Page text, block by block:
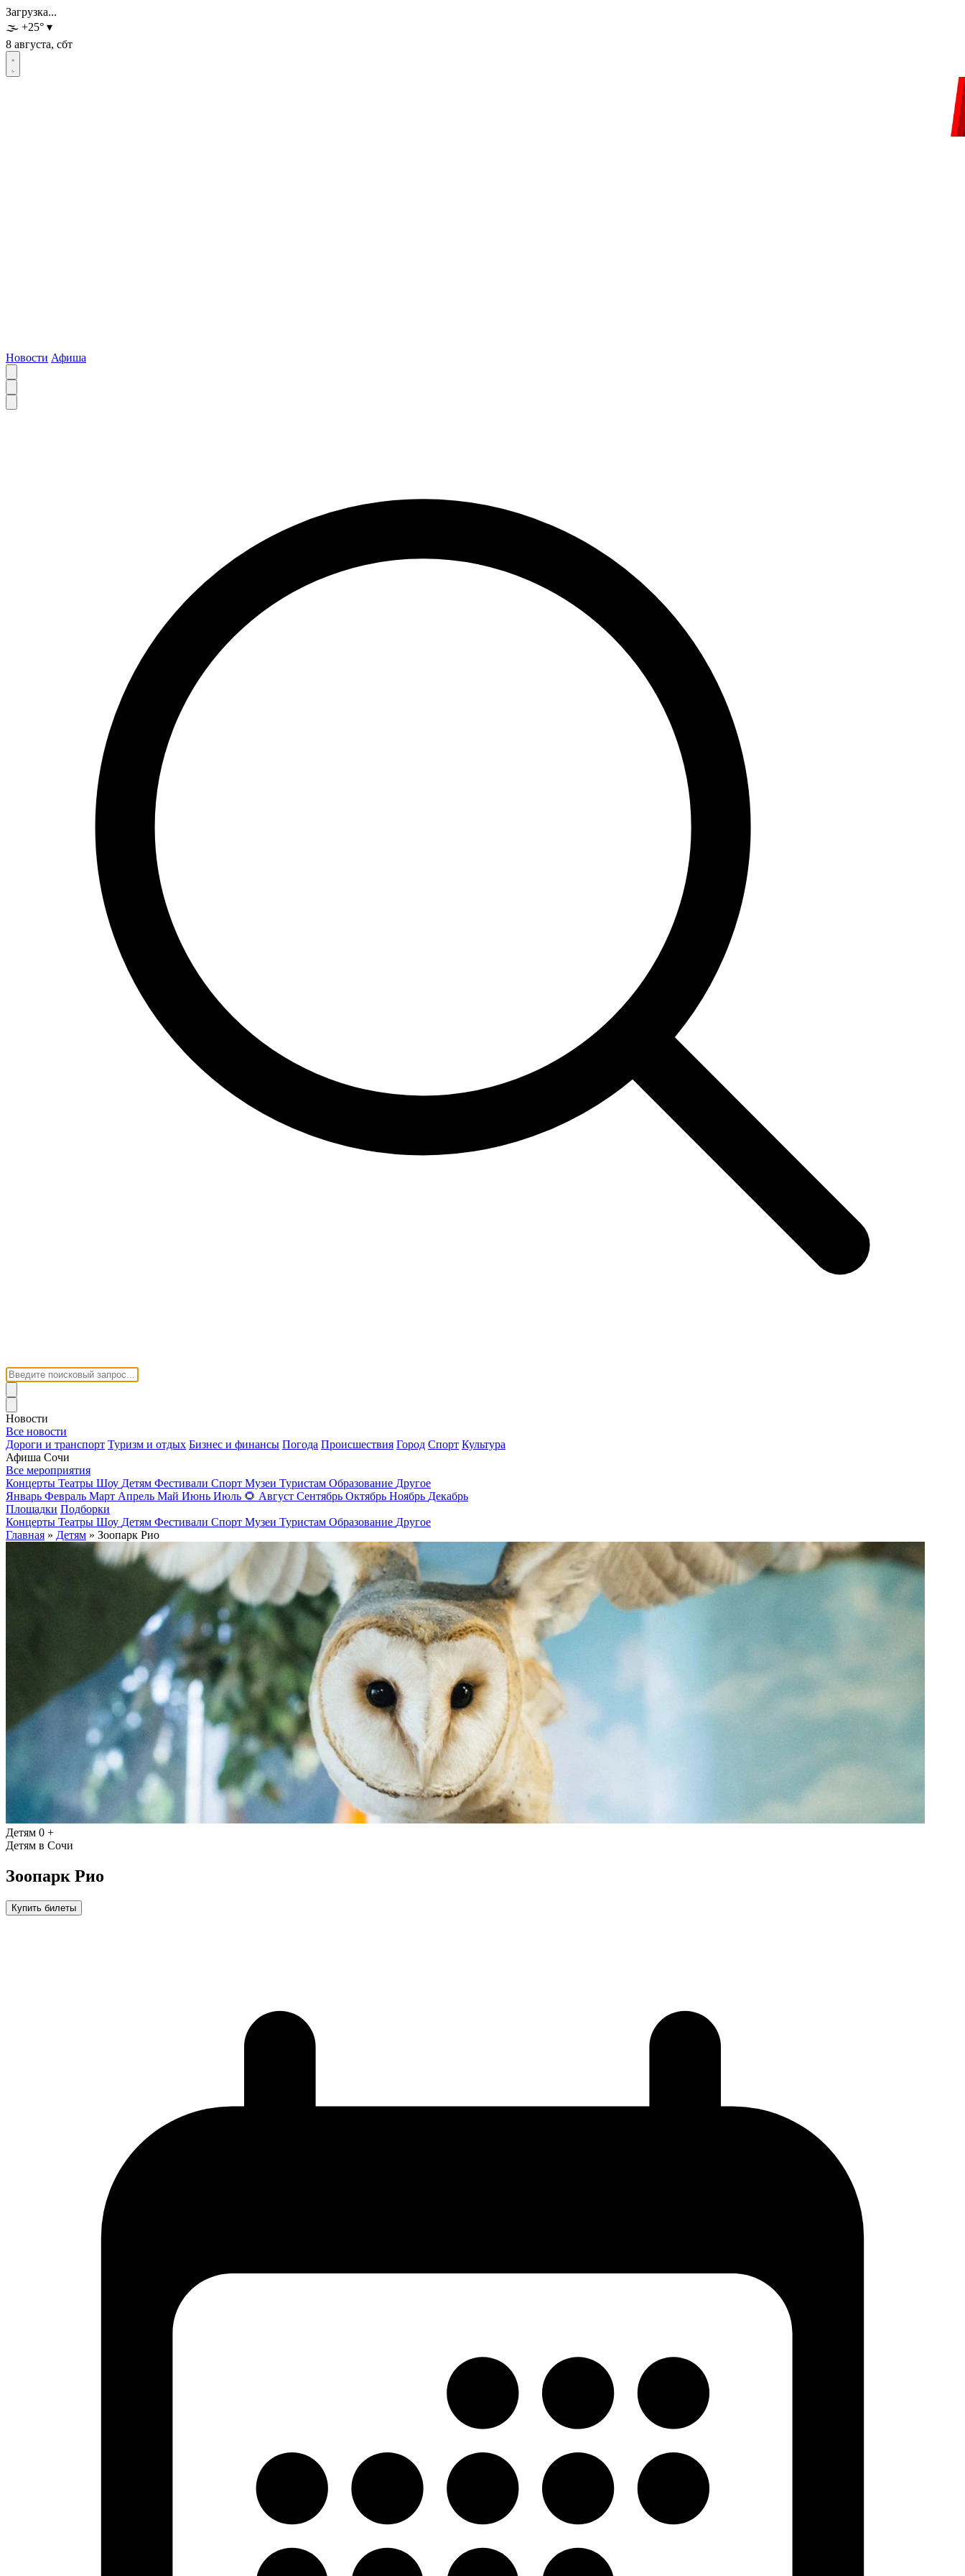
Загрузка...
🌫️ +25° ▾
8 августа, сбт
Новости Афиша
Новости
Все новости
Дороги и транспорт Туризм и отдых Бизнес и финансы Погода Происшествия Город Спорт Культура
Афиша Сочи
Все мероприятия
Концерты Театры Шоу Детям Фестивали Спорт Музеи Туристам Образование Другое
Январь Февраль Март Апрель Май Июнь Июль 🌻 Август Сентябрь Октябрь Ноябрь Декабрь
Площадки Подборки
Концерты Театры Шоу Детям Фестивали Спорт Музеи Туристам Образование Другое
Главная » Детям » Зоопарк Рио
Детям 0 +
Детям в Сочи
Зоопарк Рио
Купить билеты